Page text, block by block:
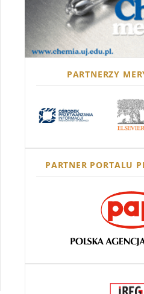
PARTNERZY
PARTNER PORTALU